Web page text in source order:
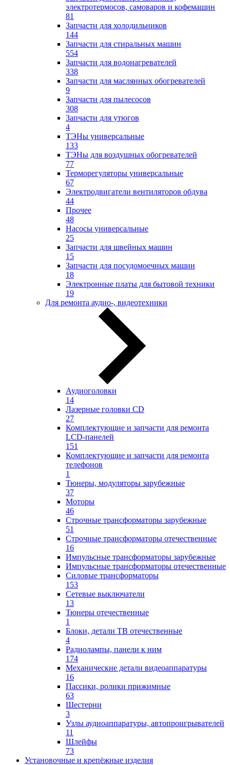
электротермосов, самоваров и кофемашин
81
Запчасти для холодильников
144
Запчасти для стиральных машин
554
Запчасти для водонагревателей
338
Запчасти для маслянных обогревателей
9
Запчасти для пылесосов
308
Запчасти для утюгов
4
ТЭНы универсальные
133
ТЭНы для воздушных обогревателей
77
Терморегуляторы универсальные
67
Электродвигатели вентиляторов обдува
44
Прочее
48
Насосы универсальные
25
Запчасти для швейных машин
15
Запчасти для посудомоечных машин
18
Электронные платы для бытовой техники
19
Для ремонта аудио-, видеотехники
Аудиоголовки
14
Лазерные головки CD
27
Комплектующие и запчасти для ремонта
LCD-панелей
151
Комплектующие и запчасти для ремонта
телефонов
1
Тюнеры, модуляторы зарубежные
37
Моторы
46
Строчные трансформаторы зарубежные
51
Строчные трансформаторы отечественные
16
Импульсные трансформаторы зарубежные
Импульсные трансформаторы отечественные
Силовые трансформаторы
153
Сетевые выключатели
13
Тюнеры отечественные
1
Блоки, детали ТВ отечественные
4
Радиолампы, панели к ним
174
Механические детали видеоаппаратуры
16
Пассики, ролики прижимные
63
Шестерни
3
Узлы аудиоаппаратуры, автопроигрывателей
11
Шлейфы
73
Установочные и крепёжные изделия